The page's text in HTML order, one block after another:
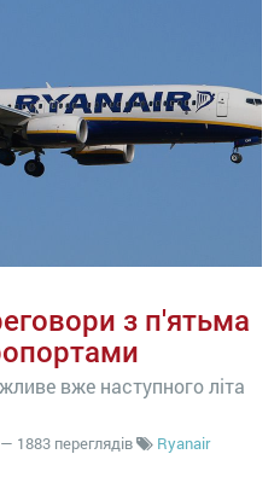
з п'ятьма
вже наступного літа
— 1883 переглядів
Ryanair